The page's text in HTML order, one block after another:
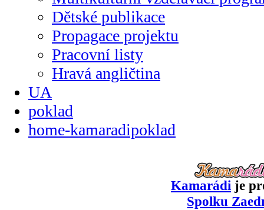
Dětské publikace
Propagace projektu
Pracovní listy
Hravá angličtina
UA
poklad
home-kamaradipoklad
Kamarádi je
Spolku